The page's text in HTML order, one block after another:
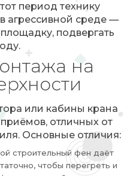
период технику
агрессивной среде —
подвергать
на
или кабины крана
отличных от
Основные отличия:
строительный фен даёт
чтобы перегреть и